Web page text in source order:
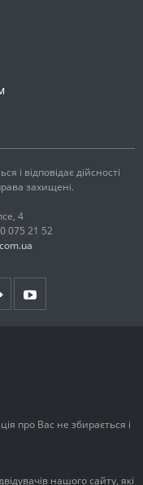
і відповідає дійсності
захищені.
4
075 21 52
про Вас не збирається і
нашого сайту, які